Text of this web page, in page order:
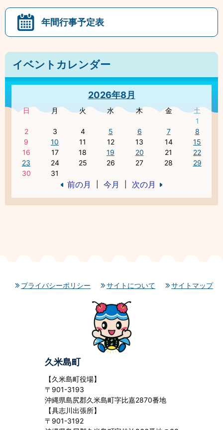
年間行事予定表
イベントカレンダー
2026年8月
日 月 火 水 木 金
土
1
2
3 4 5 6 7
8
9
10 11 12 13 14
15
16
17 18 19 20 21
22
23
24 25 26 27 28
29
30
31
前の月 今月 次の月
プライバシーポリシー サイトについて サイトマップ
久米島町
【久米島町役場】
〒901-3193
沖縄県島尻郡久米島町字比嘉2870番地
【具志川出張所】
〒901-3192